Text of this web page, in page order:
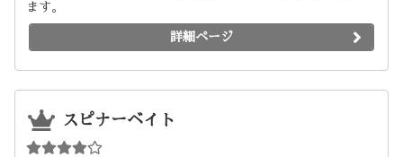
ます。
詳細ページ
スピナーベイト